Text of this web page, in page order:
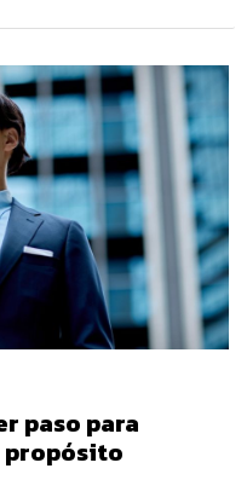
paso para
propósito